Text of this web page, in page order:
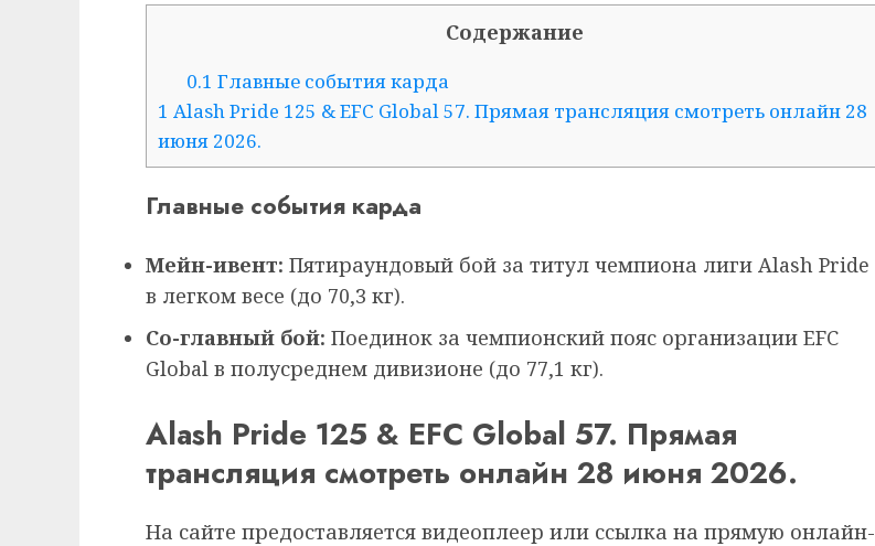
Содержание
0.1 Главные события карда
1 Alash Pride 125 & EFC Global 57. Прямая трансляция смотреть онлайн 28
июня 2026.
Главные события карда
Мейн-ивент: Пятираундовый бой за титул чемпиона лиги Alash Pride
в легком весе (до 70,3 кг).
Со-главный бой: Поединок за чемпионский пояс организации EFC
Global в полусреднем дивизионе (до 77,1 кг).
Alash Pride 125 & EFC Global 57. Прямая
трансляция смотреть онлайн 28 июня 2026.
На сайте предоставляется видеоплеер или ссылка на прямую онлайн-